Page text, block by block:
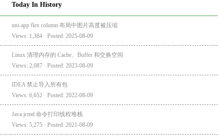
Today In History
uni-app flex column 布局中图片高度被压缩
Views: 1,384 · Posted: 2025-08-09
Linux 清理内存的 Cache、Buffer 和交换空间
Views: 2,087 · Posted: 2023-08-09
IDEA 禁止导入所有包
Views: 6,652 · Posted: 2022-08-09
Java jcmd 命令打印线程堆栈
Views: 5,275 · Posted: 2021-08-09